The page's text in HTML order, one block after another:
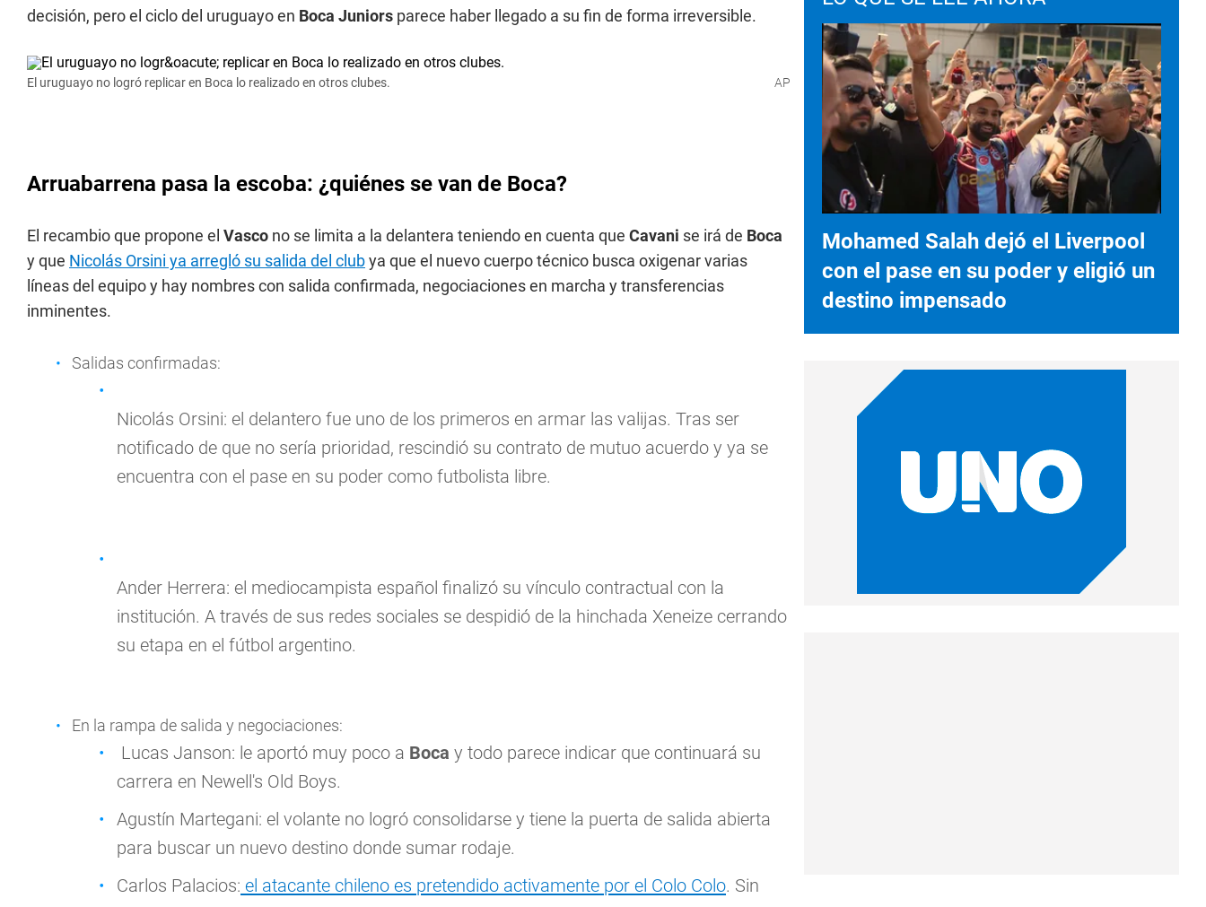
decisión, pero el ciclo del uruguayo en Boca Juniors parece haber llegado a su fin de forma irreversible.
El uruguayo no logró replicar en Boca lo realizado en otros clubes. AP
Arruabarrena pasa la escoba: ¿quiénes se van de Boca?
El recambio que propone el Vasco no se limita a la delantera teniendo en cuenta que Cavani se irá de Boca
y que Nicolás Orsini ya arregló su salida del clubya que el nuevo cuerpo técnico busca oxigenar varias
líneas del equipo y hay nombres con salida confirmada, negociaciones en marcha y transferencias
inminentes.
Salidas confirmadas:
Nicolás Orsini: el delantero fue uno de los primeros en armar las valijas. Tras ser
notificado de que no sería prioridad, rescindió su contrato de mutuo acuerdo y ya se
encuentra con el pase en su poder como futbolista libre.
Ander Herrera: el mediocampista español finalizó su vínculo contractual con la
institución. A través de sus redes sociales se despidió de la hinchada Xeneize cerrando
su etapa en el fútbol argentino.
En la rampa de salida y negociaciones:
Lucas Janson: le aportó muy poco a Boca y todo parece indicar que continuará su
carrera en Newell's Old Boys.
Agustín Martegani: el volante no logró consolidarse y tiene la puerta de salida abierta
para buscar un nuevo destino donde sumar rodaje.
Carlos Palacios: el atacante chileno es pretendido activamente por el Colo Colo. Sin
Mohamed Salah dejó el Liverpool
con el pase en su poder y eligió un
destino impensado